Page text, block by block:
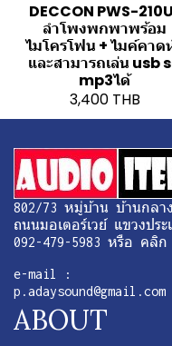
DECCON PWS-
ลำโพงพกพาพร้อม
ไมโครโฟน + ไมค์คาด
และสามารถเล่น usb
mp3ได้
3,400 THB
802/73 หมู่บ้าน บ้านกลา
ถนนมอเตอร์เวย์ แขวงปร
092-479-5983 หรือ คลิก
e-mail :
ABOUT